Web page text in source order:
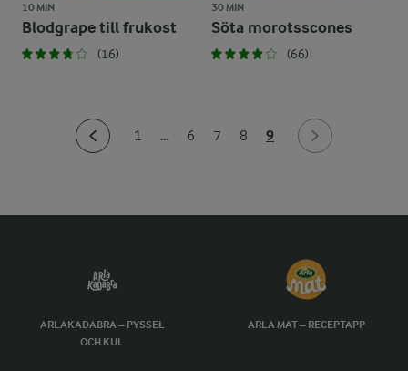
10 MIN
Blodgrape till frukost
(16)
30 MIN
Söta morotsscones
(66)
1 ... 6 7 8 9
ARLAKADABRA – PYSSEL
OCH KUL
ARLA MAT – RECEPTAPP